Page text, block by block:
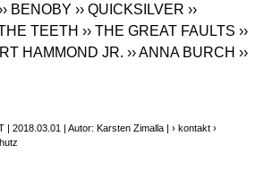
BENOBY ›› QUICKSILVER ››
TEETH ›› THE GREAT FAULTS ››
HAMMOND JR. ›› ANNA BURCH ››
| 2018.03.01 | Autor: Karsten Zimalla |› kontakt ›